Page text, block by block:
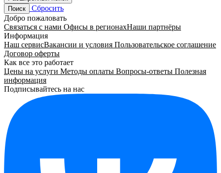
Поиск
Сбросить
Добро пожаловать
Связаться с нами Офисы в регионахНаши партнёры
Информация
Наш сервисВакансии и условия Пользовательское соглашение
Договор оферты
Как все это работает
Цены на услуги Методы оплаты Вопросы-ответы Полезная
информация
Подписывайтесь на нас